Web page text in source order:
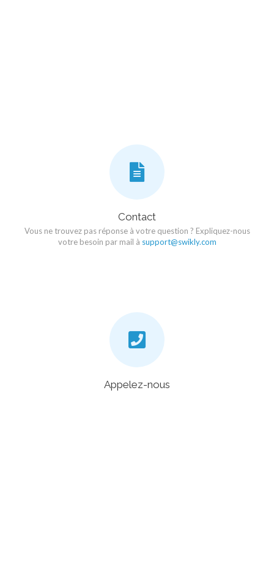
Contact
Vous ne trouvez pas réponse à votre question ? Expliquez-nous
votre besoin par mail à support@swikly.com
Appelez-nous